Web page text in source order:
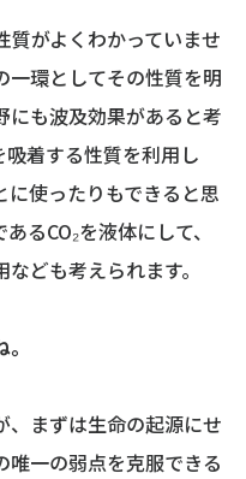
質がよくわかっていませ
一環としてその性質を明
にも波及効果があると考
着する性質を利用し
使ったりもできると思
るCO₂を液体にして、
ども考えられます。
、まずは生命の起源にせ
唯一の弱点を克服できる